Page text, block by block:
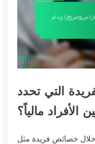
التي تحدد
الأفراد مالياً؟
خلال خصائص فريدة مثل